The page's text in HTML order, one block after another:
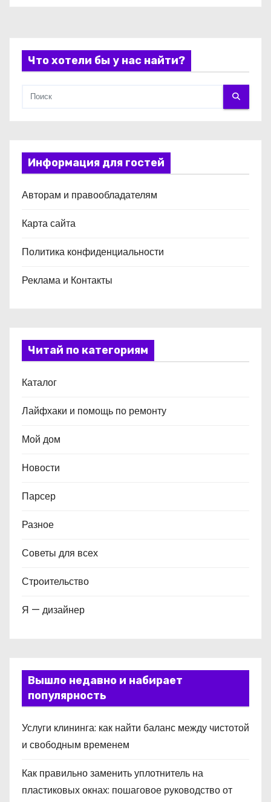
мЧто хотели бы у нас найти?
Информация для гостей
Авторам и правообладателям
Карта сайта
Политика конфиденциальности
Реклама и Контакты
Читай по категориям
Каталог
Лайфхаки и помощь по ремонту
Мой дом
Новости
Парсер
Разное
Советы для всех
Строительство
Я — дизайнер
Вышло недавно и набирает
популярность
Услуги клининга: как найти баланс между чистотой
и свободным временем
Как правильно заменить уплотнитель на
пластиковых окнах: пошаговое руководство от